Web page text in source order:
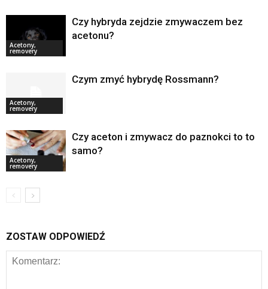
Acetony,
removery
Czy hybryda zejdzie zmywaczem bez
acetonu?
Acetony,
removery
Czym zmyć hybrydę Rossmann?
Acetony,
removery
Czy aceton i zmywacz do paznokci to to
samo?
ZOSTAW ODPOWIEDŹ